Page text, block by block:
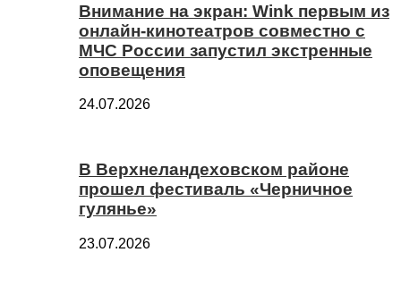
Внимание на экран: Wink первым из
онлайн-кинотеатров совместно с
МЧС России запустил экстренные
оповещения
24.07.2026
В Верхнеландеховском районе
прошел фестиваль «Черничное
гулянье»
23.07.2026